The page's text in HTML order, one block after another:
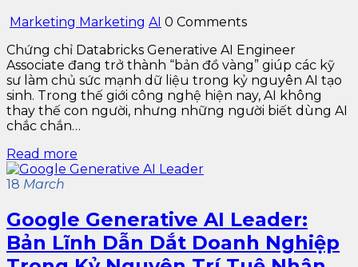
Marketing Marketing AI 0 Comments
Chứng chỉ Databricks Generative AI Engineer
Associate đang trở thành “bản đồ vàng” giúp các kỹ
sư làm chủ sức mạnh dữ liệu trong kỷ nguyên AI tạo
sinh. Trong thế giới công nghệ hiện nay, AI không
thay thế con người, nhưng những người biết dùng AI
chắc chắn…
Read more
18 March
Google Generative AI Leader:
Bản Lĩnh Dẫn Dắt Doanh Nghiệp